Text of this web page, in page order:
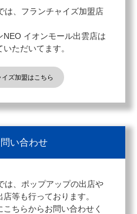
は、フランチャイズ加盟店
イオンモール出雲店は
ただいてます。
イズ加盟はこちら
い合わせ
は、ポップアップの出店や
等も行っております。
ちらからお問い合わせく